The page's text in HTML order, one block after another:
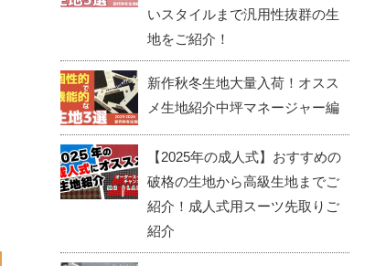
いスタイルまで汎用性抜群の生
地をご紹介！
新作秋冬生地大量入荷！オスス
メ生地紹介中坪マネージャー編
【2025年の成人式】おすすめの
破格の生地から高級生地までご
紹介！成人式用スーツ先取りご
紹介